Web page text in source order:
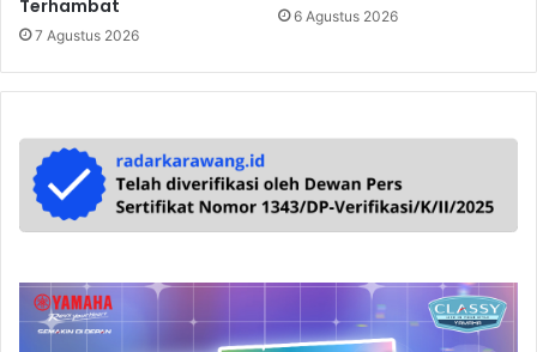
Terhambat
7 Agustus 2026
6 Agustus 2026